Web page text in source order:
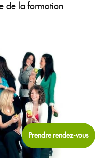
de la formation
427-6664